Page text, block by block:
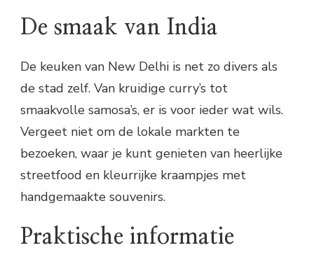
De smaak van India
De keuken van New Delhi is net zo divers als
de stad zelf. Van kruidige curry’s tot
smaakvolle samosa’s, er is voor ieder wat wils.
Vergeet niet om de lokale markten te
bezoeken, waar je kunt genieten van heerlijke
streetfood en kleurrijke kraampjes met
handgemaakte souvenirs.
Praktische informatie